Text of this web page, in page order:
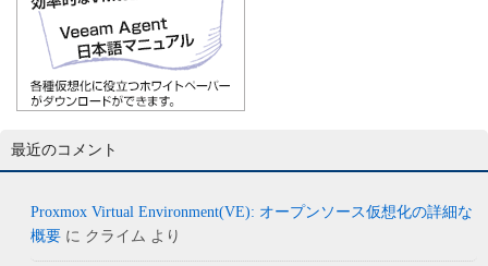
最近のコメント
Proxmox Virtual Environment(VE): オープンソース仮想化の詳細な
概要 に クライム より